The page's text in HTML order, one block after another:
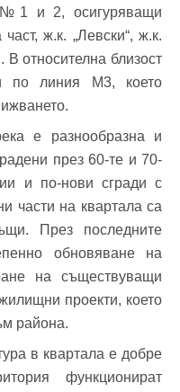
№1 и 2, осигуряващи
ж.к. „Левски“, ж.к.
В относителна близост
по линия М3, което
е разнообразна и
през 60-те и 70-
и по-нови сгради с
части на квартала са
През последните
обновяване на
на съществуващи
проекти, което
района.
в квартала е добре
функционират